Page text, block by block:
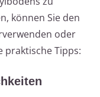
können Sie den
oder
praktische Tipps: